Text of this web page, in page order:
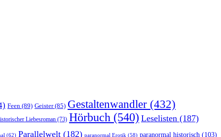
Feen (89) Geister(85) Gestaltenwandler (432)
Liebesroman (73) Hörbuch (540) Leselisten (187)
(62) Parallelwelt (182) paranormal Erotik (58) paranormal historisch (103)